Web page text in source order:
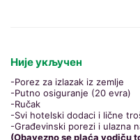
Није укључен
-Porez za izlazak iz
-Putno osiguranje (20 evra)
-Ručak
-Svi hotelski dodaci i lične
-Građevinski porezi i ulazna
(Obavezno se plaća vodiču